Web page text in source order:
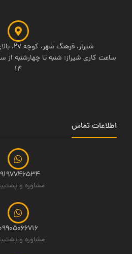
شیراز، فرهنگ شهر، کوچه 27، بالای بانک سینا ، طبقه 1
14
اطلاعات تماس
مشاوره و
مشاوره و